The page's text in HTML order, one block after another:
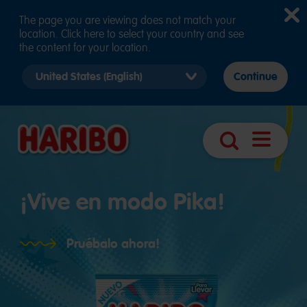
BúsquedaAbrir
¡Vive en modo Pika!
Pruébalo ahora!
The page you are viewing does not match your
location. Click here to select your country and see
the content for your location.
country
Continue